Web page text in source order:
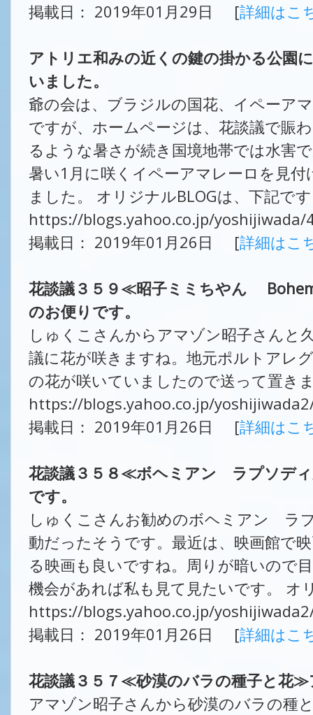
掲載日： 2019年01月29日 [詳細はこ
アトリエ和みの近くの鍵の掛かる公園
いました。
爺の会は、ブラジルの国花、イペーア
ですが、ホームページは、花談議で賑
るような暑さが続き国境地帯では水害
暑い1月に咲くイペーアマレーロを見
ました。 オリジナルBLOGは、下記で
https://blogs.yahoo.co.jp/yoshijiwada/
掲載日： 2019年01月26日 [詳細はこ
花談議３５９≪昭子ミミちやん
のお便りです。
しゅくこさんからアマゾン昭子さんと
議に花が咲きますね。地元ポルトアレ
の花が咲いていましたので送って置き
https://blogs.yahoo.co.jp/
掲載日： 2019年01月26日 [詳細はこ
花談議３５８≪ボヘミアン ラプソデ
です。
しゅくこさんお勧めのボヘミアン ラ
動だったそうです。最近は、映画館で
る映画も良いですね。周りが暗いので
機会があれば私も見て見たいです。 オ
https://blogs.yahoo.co.jp/
掲載日： 2019年01月26日 [詳細はこ
花談議３５７≪砂漠のバラの種子と花
アマゾン昭子さんから砂漠のバラの種